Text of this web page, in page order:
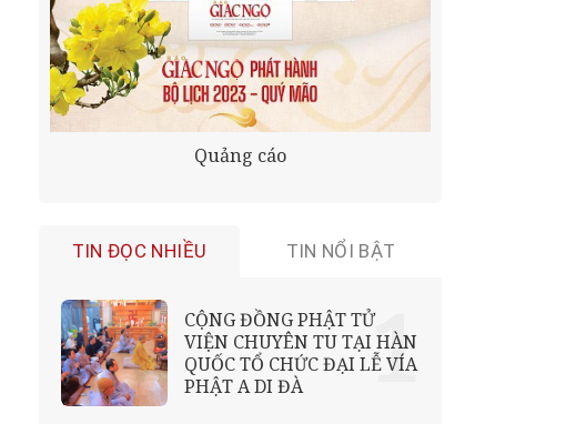
Quảng cáo
TIN ĐỌC NHIỀU TIN NỔI BẬT
CỘNG ĐỒNG PHẬT TỬ
VIỆN CHUYÊN TU TẠI HÀN
QUỐC TỔ CHỨC ĐẠI LỄ VÍA
PHẬT A DI ĐÀ